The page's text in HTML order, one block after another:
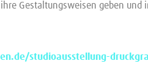
Gestaltungsweisen geben und
studioausstellung-